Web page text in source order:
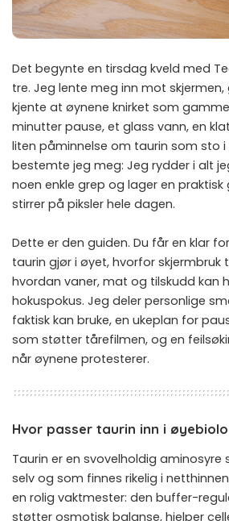
Det begynte en tirsdag kveld med
tre. Jeg lente meg inn mot
kjente at øynene knirket som
minutter pause, et glass vann, en
liten påminnelse om taurin som sto i
bestemte jeg meg: Jeg rydder i alt
noen enkle grep og lager en
stirrer på piksler hele dagen.
Dette er den guiden. Du får en klar
taurin gjør i øyet, hvorfor skjermbruk
hvordan vaner, mat og tilskudd kan
hokuspokus. Jeg deler personlige
faktisk kan bruke, en ukeplan for
som støtter tårefilmen, og en
når øynene protesterer.
Hvor passer taurin inn i
Taurin er en svovelholdig aminosyre
selv og som finnes rikelig i
en rolig vaktmester: den buffer-
støtter osmotisk balanse, hjelper